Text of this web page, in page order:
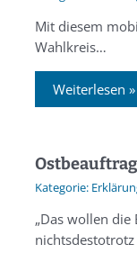
Mit diesem
Wahlkreis…
Weiterlesen »
„Das wollen